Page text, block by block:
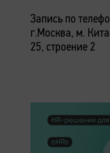
Запись по
г.Москва, м.
25, строение 2